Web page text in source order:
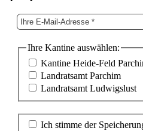
Ihre Kantine auswählen:
Kantine Heide-Feld
Landratsamt Parchim
Landratsamt Ludwigslust
Ich stimme der